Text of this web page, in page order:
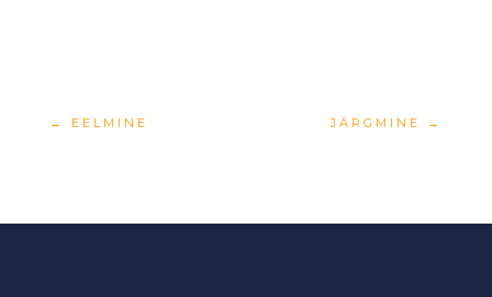
← EELMINE JÄRGMINE →